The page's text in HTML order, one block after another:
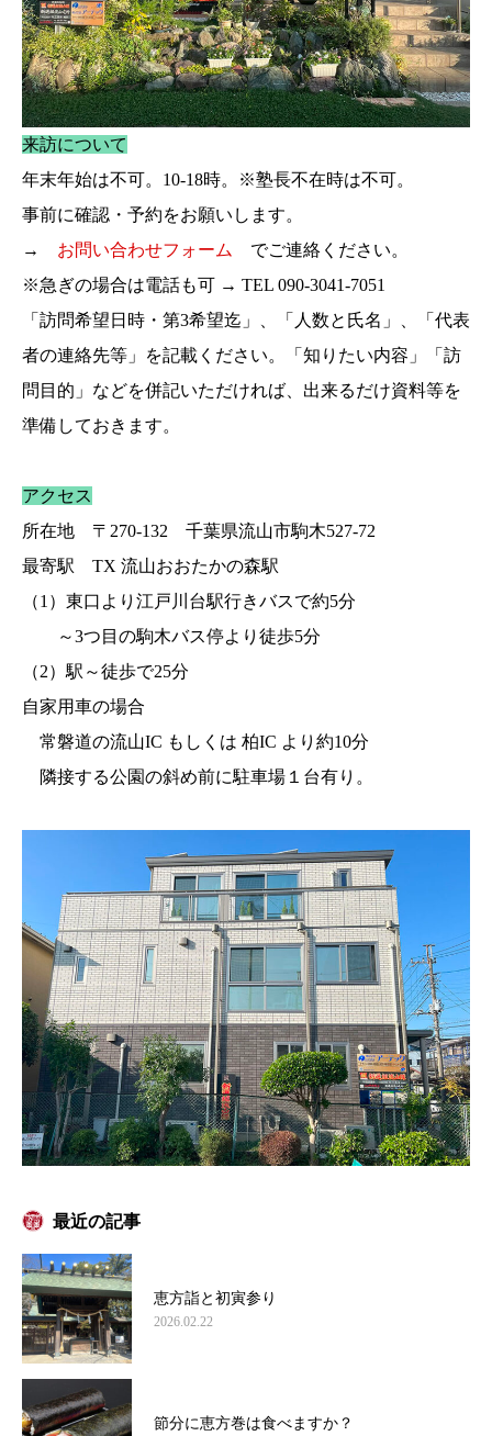
来訪について
年末年始は不可。10-18時。※塾長不在時は不可。
事前に確認・予約をお願いします。
→ お問い合わせフォーム
でご連絡ください。
※急ぎの場合は電話も可 → TEL 090-3041-7051
「訪問希望日時・第3希望迄」、「人数と氏名」、「代表
者の連絡先等」を記載ください。「知りたい内容」「訪
問目的」などを併記いただければ、出来るだけ資料等を
準備しておきます。
アクセス
所在地 〒270-132 千葉県流山市駒木527-72
最寄駅 TX 流山おおたかの森駅
（1）東口より江戸川台駅行きバスで約5分
～3つ目の駒木バス停より徒歩5分
（2）駅～徒歩で25分
自家用車の場合
常磐道の流山IC もしくは 柏IC より約10分
隣接する公園の斜め前に駐車場１台有り。
最近の記事
恵方詣と初寅参り
2026.02.22
節分に恵方巻は食べますか？